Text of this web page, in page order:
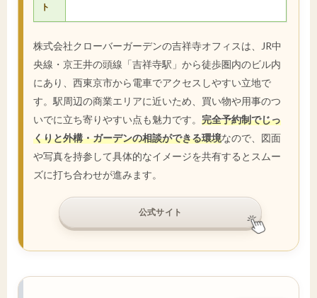
ト
株式会社クローバーガーデンの吉祥寺オフィスは、JR中
央線・京王井の頭線「吉祥寺駅」から徒歩圏内のビル内
にあり、西東京市から電車でアクセスしやすい立地で
す。駅周辺の商業エリアに近いため、買い物や用事のつ
いでに立ち寄りやすい点も魅力です。 完全予約制でじっ
くりと外構・ガーデンの相談ができる環境なので、図面
や写真を持参して具体的なイメージを共有するとスムー
ズに打ち合わせが進みます。
公式サイト